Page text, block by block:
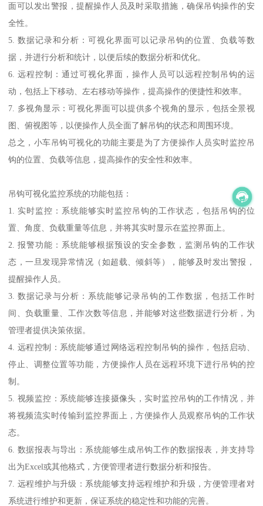
面可以发出警报，提醒操作人员及时采取措施，确保吊钩操作的安
全性。
5. 数据记录和分析：可视化界面可以记录吊钩的位置、负载等数
据，并进行分析和统计，以便后续的数据分析和优化。
6. 远程控制：通过可视化界面，操作人员可以远程控制吊钩的运
动，包括上下移动、左右移动等操作，提高操作的便捷性和效率。
7. 多视角显示：可视化界面可以提供多个视角的显示，包括全景视
图、俯视图等，以便操作人员全面了解吊钩的状态和周围环境。
总之，小车吊钩可视化的功能主要是为了方便操作人员实时监控吊
钩的位置、负载等信息，提高操作的安全性和效率。
吊钩可视化监控系统的功能包括：
1. 实时监控：系统能够实时监控吊钩的工作状态，包括吊钩的位
置、角度、负载重量等信息，并将其实时显示在监控界面上。
2. 报警功能：系统能够根据预设的安全参数，监测吊钩的工作状
态，一旦发现异常情况（如超载、倾斜等），能够及时发出警报，
提醒操作人员。
3. 数据记录与分析：系统能够记录吊钩的工作数据，包括工作时
间、负载重量、工作次数等信息，并能够对这些数据进行分析，为
管理者提供决策依据。
4. 远程控制：系统能够通过网络远程控制吊钩的操作，包括启动、
停止、调整位置等功能，方便操作人员在远程环境下进行吊钩的控
制。
5. 视频监控：系统能够连接摄像头，实时监控吊钩的工作情况，并
将视频流实时传输到监控界面上，方便操作人员观察吊钩的工作状
态。
6. 数据报表与导出：系统能够生成吊钩工作的数据报表，并支持导
出为Excel或其他格式，方便管理者进行数据分析和报告。
7. 远程维护与升级：系统能够支持远程维护和升级，方便管理者对
系统进行维护和更新，保证系统的稳定性和功能的完善。